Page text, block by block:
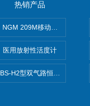
热销产品
NGM 209M移动式惰性气体
医用放射性活度计
BS-H2型双气路恒流大气采样